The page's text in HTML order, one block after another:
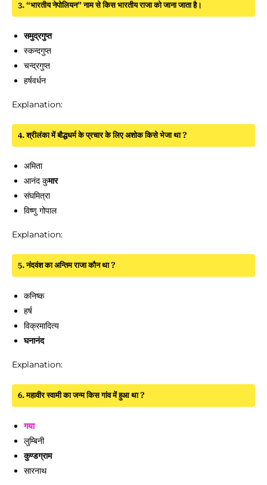
3. “भारतीय नेपोलियन” नाम से किस भारतीय राजा को जाना जाता है।
समुद्रगुप्त
स्कन्दगुप्त
चन्द्रगुप्त
हर्षवर्धन
Explanation:
4. श्रीलंका में बौद्धधर्म के प्रचार के लिए अशोक किसे भेजा था ?
अमिता
आनंद कुमार
संघमित्रा
विष्णु गोपाल
Explanation:
5. नंदवंश का अन्तिम राजा कौन था ?
कनिष्क
हर्ष
विक्रमादित्य
घनानंद
Explanation:
6. महावीर स्वामी का जन्म किस गांव में हुआ था ?
गया
लुम्बिनी
कुण्डग्राम
सारनाथ